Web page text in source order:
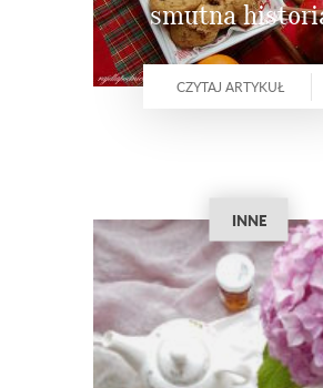
smutna
CZYTAJ ARTYKUŁ
INNE